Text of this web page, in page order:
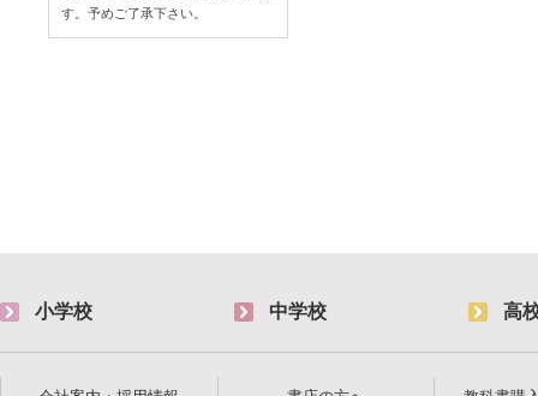
す。予めご了承下さい。
小学校 中学校 高